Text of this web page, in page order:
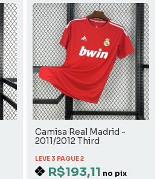
Camisa Real Madrid -
2011/2012 Third
LEVE 3 PAGUE 2
R$193,11 no pix